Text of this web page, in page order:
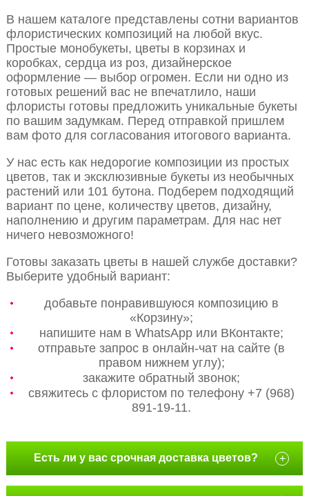
В нашем каталоге представлены сотни вариантов
флористических композиций на любой вкус.
Простые монобукеты, цветы в корзинах и
коробках, сердца из роз, дизайнерское
оформление — выбор огромен. Если ни одно из
готовых решений вас не впечатлило, наши
флористы готовы предложить уникальные букеты
по вашим задумкам. Перед отправкой пришлем
вам фото для согласования итогового варианта.
У нас есть как недорогие композиции из простых
цветов, так и эксклюзивные букеты из необычных
растений или 101 бутона. Подберем подходящий
вариант по цене, количеству цветов, дизайну,
наполнению и другим параметрам. Для нас нет
ничего невозможного!
Готовы заказать цветы в нашей службе доставки?
Выберите удобный вариант:
добавьте понравившуюся композицию в
«Корзину»;
напишите нам в WhatsApp или ВКонтакте;
отправьте запрос в онлайн-чат на сайте (в
правом нижнем углу);
закажите обратный звонок;
свяжитесь с флористом по телефону +7 (968)
891-19-11.
Есть ли у вас срочная доставка цветов? +